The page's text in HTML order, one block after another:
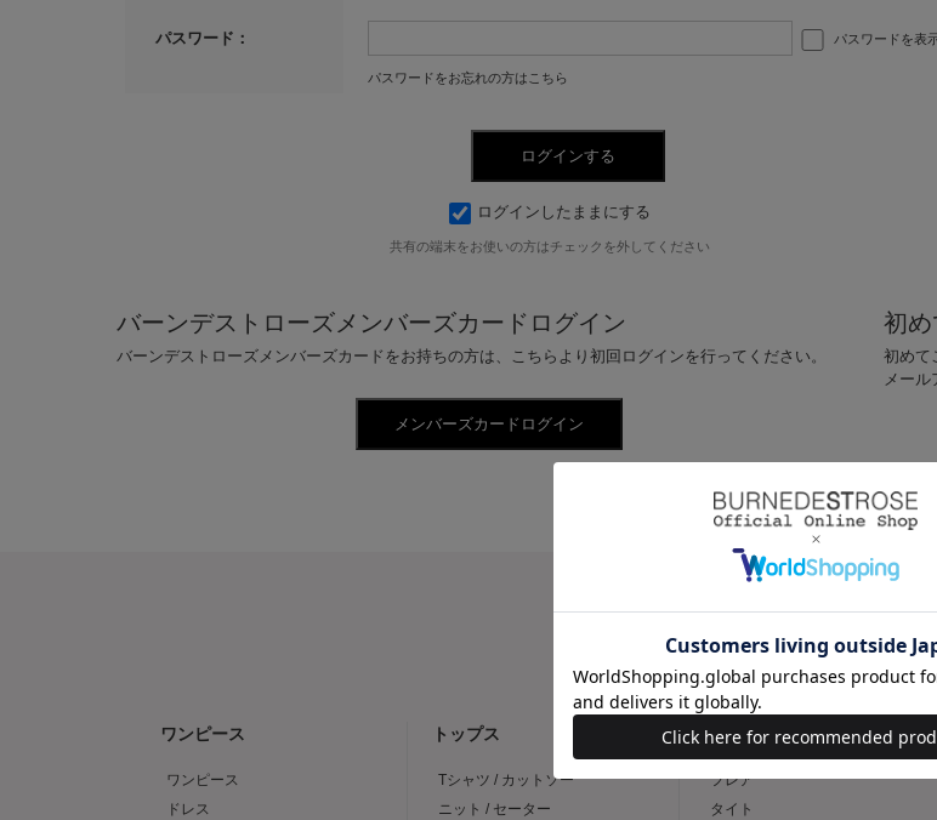
パスワード： パスワードを表
パスワードをお忘れの方はこちら
ログインしたままにする
共有の端末をお使いの方はチェックを外してください
バーンデストローズメンバーズカードログイン
バーンデストローズメンバーズカードをお持ちの方は、こちらより初回ログインを行ってください。
初
初めて
メール
CATEGORY
ワンピース
ワンピース
ドレス
トップス
Tシャツ / カットソー
ニット / セーター
スカート
フレア
タイト